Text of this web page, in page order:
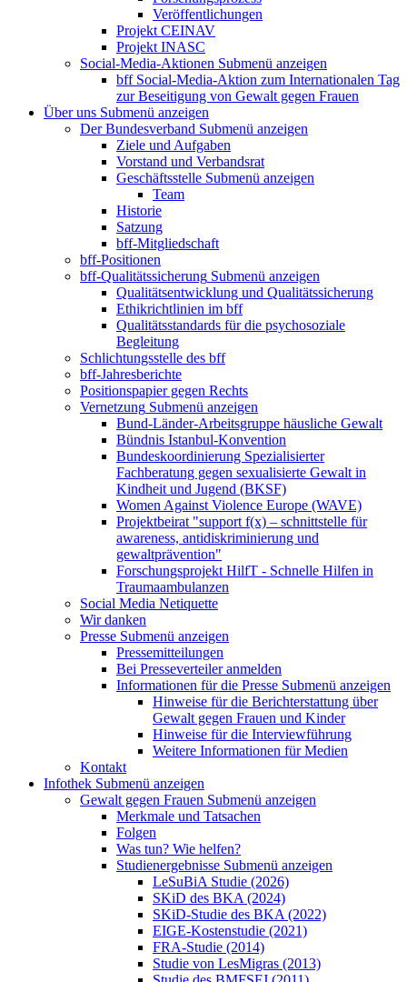
Veröffentlichungen
Projekt CEINAV
Projekt INASC
Social-Media-Aktionen Submenü anzeigen
bff Social-Media-Aktion zum Internationalen Tag
zur Beseitigung von Gewalt gegen Frauen
Über uns Submenü anzeigen
Der Bundesverband Submenü anzeigen
Ziele und Aufgaben
Vorstand und Verbandsrat
Geschäftsstelle Submenü anzeigen
Team
Historie
Satzung
bff-Mitgliedschaft
bff-Positionen
bff-Qualitätssicherung Submenü anzeigen
Qualitätsentwicklung und Qualitätssicherung
Ethikrichtlinien im bff
Qualitätsstandards für die psychosoziale
Begleitung
Schlichtungsstelle des bff
bff-Jahresberichte
Positionspapier gegen Rechts
Vernetzung Submenü anzeigen
Bund-Länder-Arbeitsgruppe häusliche Gewalt
Bündnis Istanbul-Konvention
Bundeskoordinierung Spezialisierter
Fachberatung gegen sexualisierte Gewalt in
Kindheit und Jugend (BKSF)
Women Against Violence Europe (WAVE)
Projektbeirat "support f(x) – schnittstelle für
awareness, antidiskriminierung und
gewaltprävention"
Forschungsprojekt HilfT - Schnelle Hilfen in
Traumaambulanzen
Social Media Netiquette
Wir danken
Presse Submenü anzeigen
Pressemitteilungen
Bei Presseverteiler anmelden
Informationen für die Presse Submenü anzeigen
Hinweise für die Berichterstattung über
Gewalt gegen Frauen und Kinder
Hinweise für die Interviewführung
Weitere Informationen für Medien
Kontakt
Infothek Submenü anzeigen
Gewalt gegen Frauen Submenü anzeigen
Merkmale und Tatsachen
Folgen
Was tun? Wie helfen?
Studienergebnisse Submenü anzeigen
LeSuBiA Studie (2026)
SKiD des BKA (2024)
SKiD-Studie des BKA (2022)
EIGE-Kostenstudie (2021)
FRA-Studie (2014)
Studie von LesMigras (2013)